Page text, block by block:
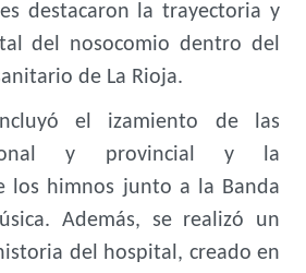
destacaron la trayectoria y
del nosocomio dentro del
de La Rioja.
el izamiento de las
y provincial y la
los himnos junto a la Banda
Además, se realizó un
del hospital, creado en